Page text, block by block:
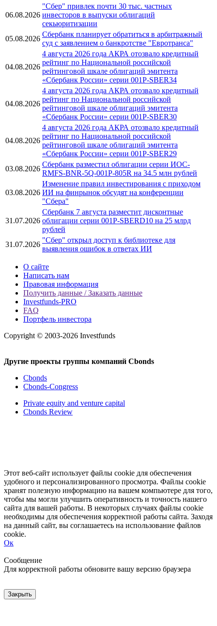
06.08.2026
"Сбер" привлек почти 30 тыс. частных
инвесторов в выпуски облигаций
секьюритизации
05.08.2026
Сбербанк планирует обратиться в арбитражный
суд с заявлением о банкротстве "Евротранса"
04.08.2026
4 августа 2026 года АКРА отозвало кредитный
рейтинг по Национальной российской
рейтинговой шкале облигаций эмитента
«Сбербанк России» серии 001Р-SBER34
04.08.2026
4 августа 2026 года АКРА отозвало кредитный
рейтинг по Национальной российской
рейтинговой шкале облигаций эмитента
«Сбербанк России» серии 001Р-SBER30
04.08.2026
4 августа 2026 года АКРА отозвало кредитный
рейтинг по Национальной российской
рейтинговой шкале облигаций эмитента
«Сбербанк России» серии 001Р-SBER29
03.08.2026
Сбербанк разместил облигации серии ИОС-
RMFS-BNR-5Q-001Р-805R на 34.5 млн рублей
03.08.2026
Изменение правил инвестирования с приходом
ИИ на финрынок обсудят на конференции
"Сбера"
31.07.2026
Сбербанк 7 августа разместит дисконтные
облигации серии 001Р-SBERD10 на 25 млрд
рублей
31.07.2026
"Сбер" открыл доступ к библиотеке для
выявления ошибок в ответах ИИ
О сайте
Написать нам
Правовая информация
Получить данные / Заказать данные
Investfunds-PRO
FAQ
Портфель инвестора
Copyright © 2003-2026 Investfunds
Другие проекты группы компаний Cbonds
Cbonds
Cbonds-Congress
Private equity and venture capital
Cbonds Review
Этот веб-сайт использует файлы cookie для обеспечения
удобного и персонализированного просмотра. Файлы cookie
хранят полезную информацию на вашем компьютере для того,
чтобы мы могли улучшить оперативность и точность нашего
сайта для вашей работы. В некоторых случаях файлы cookie
необходимы для обеспечения корректной работы сайта. Заходя
на данный сайт, вы соглашаетесь на использование файлов
cookie.
Ок
Сообщение
Для корректной работы обновите вашу версию браузера
Закрыть